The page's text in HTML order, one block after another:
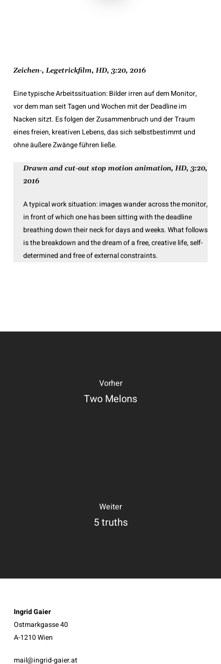
Zeichen-, Legetrickfilm, HD, 3:20, 2016
Eine typische Arbeitssituation: Bilder irren auf dem Monitor,
vor dem man seit Tagen und Wochen mit der Deadline im
Nacken sitzt. Es folgen der Zusammenbruch und der Traum
eines freien, kreativen Lebens, das sich selbstbestimmt und
ohne äußere Zwänge führen ließe.
Drawn and cut-out stop motion animation, HD, 3:20,
2016
A typical work situation: images wander across the monitor,
in front of which one has been sitting with the deadline
breathing down their neck for days and weeks. What follows
is the breakdown and the dream of a free, creative life, self-
determined and free of external constraints.
Vorher
Two Melons
Weiter
5 truths
Ingrid Gaier
Ostmarkgasse 40
A-1210 Wien
mail@ingrid-gaier.at